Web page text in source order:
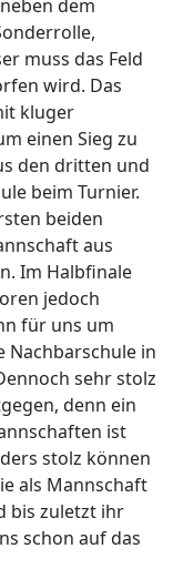
dem
muss das Feld
wird. Das
kluger
einen Sieg zu
den dritten und
beim Turnier.
beiden
aus
Im Halbfinale
jedoch
für uns um
Nachbarschule in
sehr stolz
denn ein
ist
stolz können
als Mannschaft
bis zuletzt ihr
schon auf das